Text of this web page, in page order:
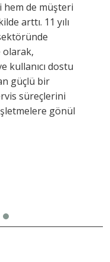
de müşteri
arttı. 11 yılı
kullanıcı dostu
güçlü bir
süreçlerini
gönül